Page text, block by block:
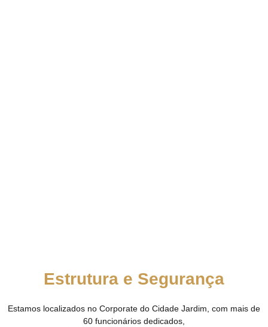
Estrutura e Segurança
Estamos localizados no Corporate do Cidade Jardim, com mais de
60 funcionários dedicados,